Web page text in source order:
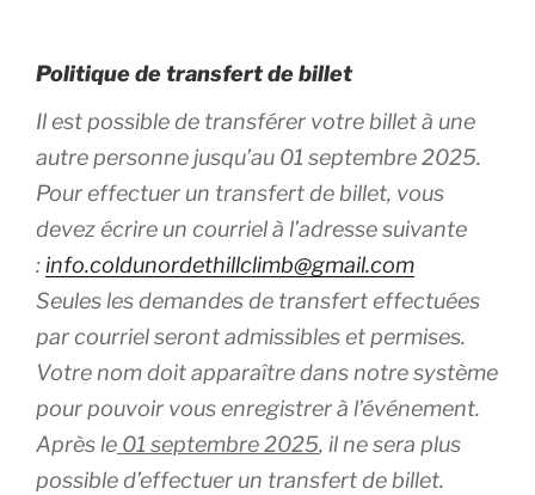
Politique de transfert de billet
Il est possible de transférer votre billet à une
autre personne jusqu’au 01 septembre 2025.
Pour effectuer un transfert de billet, vous
devez écrire un courriel à l’adresse suivante
: info.coldunordethillclimb@gmail.com
Seules les demandes de transfert effectuées
par courriel seront admissibles et permises.
Votre nom doit apparaître dans notre système
pour pouvoir vous enregistrer à l’événement.
Après le 01 septembre 2025, il ne sera plus
possible d’effectuer un transfert de billet.